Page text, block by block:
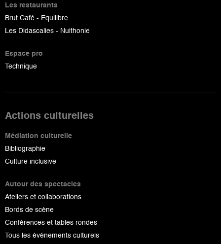
Les restaurants
Brut Café - Equilibre
Les Didascalies - Nuithonie
Espace pro
Technique
Actions culturelles
Médiation culturelle
Bibliographie
Culture inclusive
Autour des spectacles
Ateliers et collaborations
Bords de scène
Conférences et tables rondes
Tous les événements culturels